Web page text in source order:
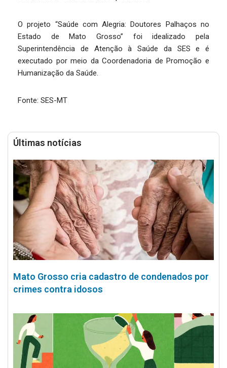
O projeto “Saúde com Alegria: Doutores Palhaços no
Estado de Mato Grosso” foi idealizado pela
Superintendência de Atenção à Saúde da SES e é
executado por meio da Coordenadoria de Promoção e
Humanização da Saúde.
Fonte: SES-MT
Últimas notícias
Mato Grosso cria cadastro de condenados por
crimes contra idosos